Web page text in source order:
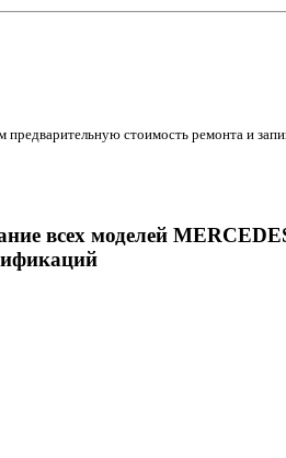
стоимость ремонта и
всех моделей